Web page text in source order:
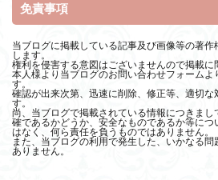
免責事項
当ブログに掲載している記事及び画像等の著
します。
権利を侵害する意図はございませんので掲載
本人様より当ブログのお問い合わせフォームよ
す。
確認が出来次第、迅速に削除、修正等、適切な
す。
尚、当ブログで掲載されている情報につきま
確であるかどうか、安全なものであるか等に
はなく、何ら責任を負うものではありません。
また、当ブログの利用で発生した、いかなる
ありません。